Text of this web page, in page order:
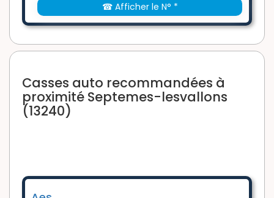
☎ Afficher le N° *
Casses auto recommandées à
proximité Septemes-lesvallons
(13240)